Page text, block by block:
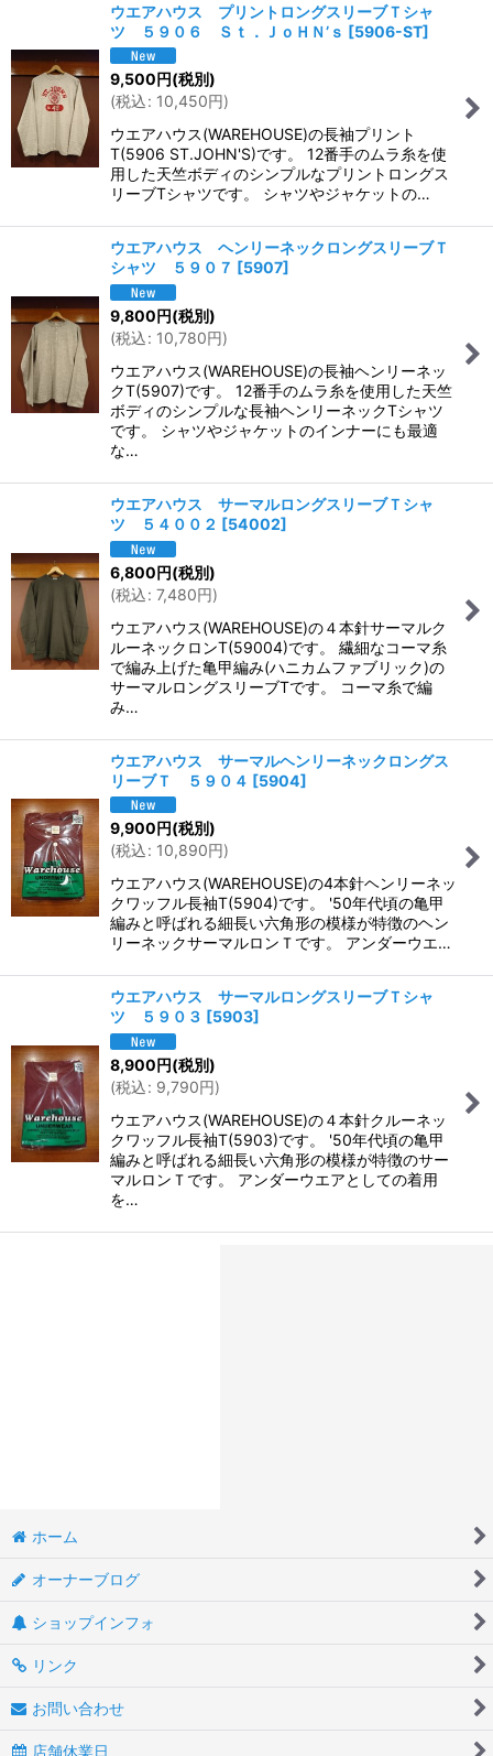
ウエアハウス プリントロングスリーブＴシャ
ツ ５９０６ Ｓｔ．ＪｏＨＮ’ｓ [5906-ST]
9,500円(税別)
(税込: 10,450円)
ウエアハウス(WAREHOUSE)の長袖プリント
T(5906 ST.JOHN'S)です。 12番手のムラ糸を使
用した天竺ボディのシンプルなプリントロングス
リーブTシャツです。 シャツやジャケットの…
ウエアハウス ヘンリーネックロングスリーブＴ
シャツ ５９０７ [5907]
9,800円(税別)
(税込: 10,780円)
ウエアハウス(WAREHOUSE)の長袖ヘンリーネッ
クT(5907)です。 12番手のムラ糸を使用した天竺
ボディのシンプルな長袖ヘンリーネックTシャツ
です。 シャツやジャケットのインナーにも最適
な…
ウエアハウス サーマルロングスリーブＴシャ
ツ ５４００２ [54002]
6,800円(税別)
(税込: 7,480円)
ウエアハウス(WAREHOUSE)の４本針サーマルク
ルーネックロンT(59004)です。 繊細なコーマ糸
で編み上げた亀甲編み(ハニカムファブリック)の
サーマルロングスリーブTです。 コーマ糸で編
み…
ウエアハウス サーマルヘンリーネックロングス
リーブＴ ５９０４ [5904]
9,900円(税別)
(税込: 10,890円)
ウエアハウス(WAREHOUSE)の4本針ヘンリーネッ
クワッフル長袖T(5904)です。 '50年代頃の亀甲
編みと呼ばれる細長い六角形の模様が特徴のヘン
リーネックサーマルロンＴです。 アンダーウエ…
ウエアハウス サーマルロングスリーブＴシャ
ツ ５９０３ [5903]
8,900円(税別)
(税込: 9,790円)
ウエアハウス(WAREHOUSE)の４本針クルーネッ
クワッフル長袖T(5903)です。 '50年代頃の亀甲
編みと呼ばれる細長い六角形の模様が特徴のサー
マルロンＴです。 アンダーウエアとしての着用
を…
ホーム
オーナーブログ
ショップインフォ
リンク
お問い合わせ
店舗休業日